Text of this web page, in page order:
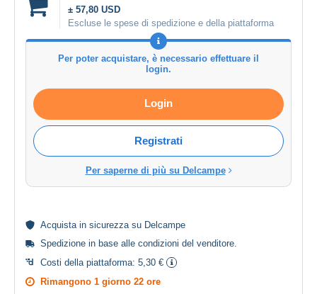
± 57,80 USD
Escluse le spese di spedizione e della piattaforma
Per poter acquistare, è necessario effettuare il
login.
Login
Registrati
Per saperne di più su Delcampe
Acquista in sicurezzasu Delcampe
Spedizione in base alle condizioni del venditore.
Costi della piattaforma: 5,30 €
Rimangono 1 giorno 22 ore